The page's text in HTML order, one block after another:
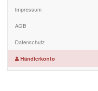
Impressum
AGB
Datenschutz
Händlerkonto